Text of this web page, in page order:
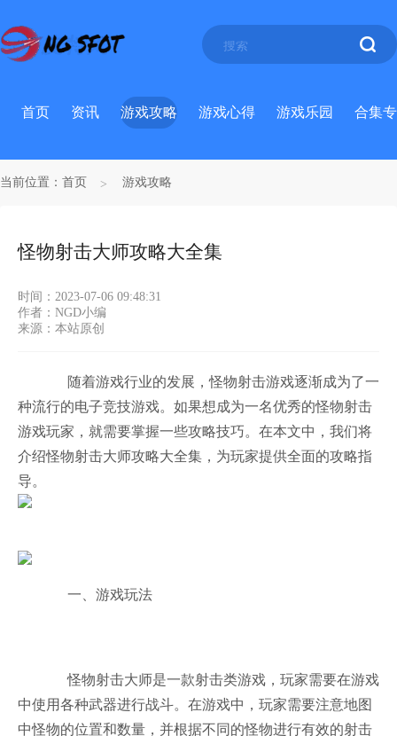
首页 资讯 游戏攻略 游戏心得 游戏乐园 合集
当前位置： 首页 游戏攻略
怪物射击大师攻略大全集
时间：2023-07-06 09:48:31
作者：NGD小编
来源：本站原创
随着游戏行业的发展，怪物射击游戏逐渐成为了一
种流行的电子竞技游戏。如果想成为一名优秀的怪物射击
游戏玩家，就需要掌握一些攻略技巧。在本文中，我们将
介绍怪物射击大师攻略大全集，为玩家提供全面的攻略指
导。
一、游戏玩法
怪物射击大师是一款射击类游戏，玩家需要在游戏
中使用各种武器进行战斗。在游戏中，玩家需要注意地图
中怪物的位置和数量，并根据不同的怪物进行有效的射击